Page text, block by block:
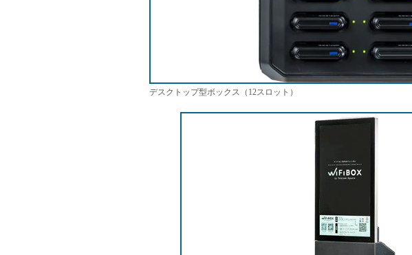
デスクトップ型ボックス（12スロット）